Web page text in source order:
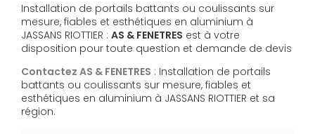
Installation de portails battants ou coulissants sur
mesure, fiables et esthétiques en aluminium à
JASSANS RIOTTIER : AS & FENETRES est à votre
disposition pour toute question et demande de devis
Contactez AS & FENETRES : Installation de portails
battants ou coulissants sur mesure, fiables et
esthétiques en aluminium à JASSANS RIOTTIER et sa
région.